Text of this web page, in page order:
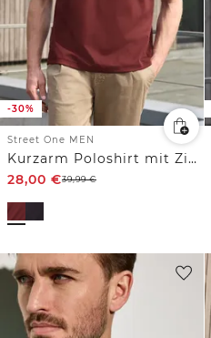
-30%
Street One MEN
Kurzarm Poloshirt mit Zipper
28,00 €39,99€